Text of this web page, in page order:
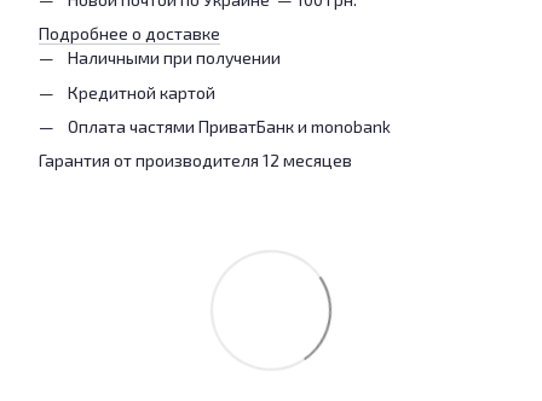
Подробнее о доставке
Наличными при получении
Кредитной картой
Оплата частями ПриватБанк и monobank
Гарантия от производителя 12 месяцев